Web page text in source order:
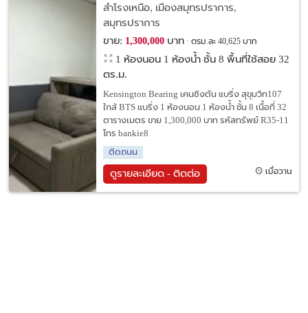
สำโรงเหนือ, เมืองสมุทรปราการ,
สมุทรปราการ
ขาย: 1,300,000บาท ตรม.ละ 40,625 บาท
1 ห้องนอน 1 ห้องน้ำ ชั้น 8 พื้นที่ใช้สอย 32
ตร.ม.
Kensington Bearing เคนซิงตัน แบริ่ง สุขุมวิท107
ใกล้ BTS แบริ่ง 1 ห้องนอน 1 ห้องน้ำ ชั้น 8 เนื้อที่ 32
ตารางเมตร ขาย 1,300,000 บาท รหัสทรัพย์ R35-11
โทร bankie8
ติดถนน
ดูรายละเอียด - ติดต่อ เมื่อวาน